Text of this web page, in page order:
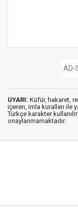
UYARI: Küfür, hakaret,
içeren, imla kuralları ile
Türkçe karakter
onaylanmamaktadır.